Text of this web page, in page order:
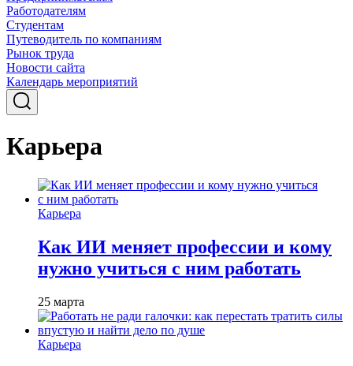
Работодателям
Студентам
Путеводитель по компаниям
Рынок труда
Новости сайта
Календарь мероприятий
Карьера
Карьера
Как ИИ меняет профессии и кому
нужно учиться с ним работать
25 марта
Карьера